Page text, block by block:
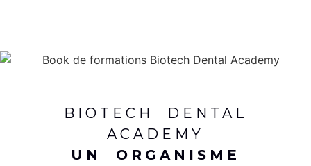
BIOTECH DENTAL
ACADEMY
UN ORGANISME